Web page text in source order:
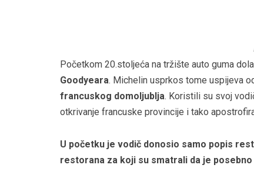
Početkom 20.stoljeća na tržište auto guma
Goodyeara. Michelin usprkos tome uspijeva
francuskog domoljublja. Koristili su svoj
otkrivanje francuske provincije i tako
U početku je vodič donosio samo popis
restorana za koji su smatrali da je